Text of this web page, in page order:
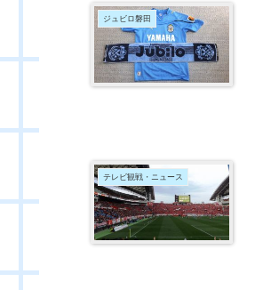
ジュビロ磐田
テレビ観戦・ニュース